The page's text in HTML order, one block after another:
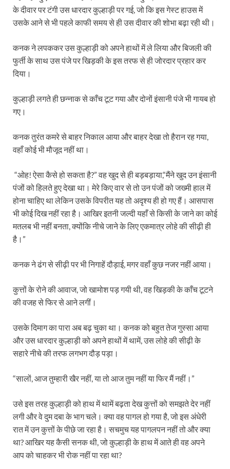
के दीवार पर टंगी उस धारदार कुल्हाड़ी पर गई, जो कि इस गेस्ट हाउस में
उसके आने से भी पहले काफी समय से ही उस दीवार की शोभा बढ़ा रही थी।
कनक ने लपककर उस कुल्हाड़ी को अपने हाथों में ले लिया और बिजली की
फुर्ती के साथ उस पंजे पर खिड़की के इस तरफ से ही जोरदार प्रहार कर
दिया।
कुल्हाड़ी लगते ही छन्नाक से काँच टूट गया और दोनों इंसानी पंजे भी गायब हो
गए।
कनक तुरंत कमरे से बाहर निकाल आया और बाहर देखा तो हैरान रह गया,
वहाँ कोई भी मौजूद नहीं था।
“ओह! ऐसा कैसे हो सकता है?” वह खुद से ही बड़बड़ाया,“मैंने खुद उन इंसानी
पंजों को हिलते हुए देखा था। मेरे किए वार से तो उन पंजों को जख्मी हाल में
होना चाहिए था लेकिन उसके विपरीत यह तो अदृश्य ही हो गए हैं। आसपास
भी कोई दिख नहीं रहा है। आखिर इतनी जल्दी यहाँ से किसी के जाने का कोई
मतलब भी नहीं बनता, क्योंकि नीचे जाने के लिए एकमात्र लोहे की सीढ़ी ही
है।”
कनक ने ढंग से सीढ़ी पर भी निगाहें दौड़ाई, मगर वहाँ कुछ नजर नहीं आया।
कुत्तों के रोने की आवाज, जो खामोश पड़ गयी थी, वह खिड़की के काँच टूटने
की वजह से फिर से आने लगीं।
उसके दिमाग का पारा अब बढ़ चुका था। कनक को बहुत तेज गुस्सा आया
और उस धारदार कुल्हाड़ी को अपने हाथों में थामें, उस लोहे की सीढ़ी के
सहारे नीचे की तरफ लगभग दौड़ पड़ा।
“सालों, आज तुम्हारी खैर नहीं, या तो आज तुम नहीं या फिर मैं नहीं।”
उसे इस तरह कुल्हाड़ी को हाथ में थामें बढ़ता देख कुत्तों को समझते देर नहीं
लगी और वे दुम दबा के भाग चले। क्या वह पागल हो गया है, जो इस अंधेरी
रात में उन कुत्तों के पीछे जा रहा है। सचमुच यह पागलपन नहीं तो और क्या
था? आखिर यह कैसी सनक थी, जो कुल्हाड़ी के हाथ में आते ही वह अपने
आप को चाहकर भी रोक नहीं पा रहा था?